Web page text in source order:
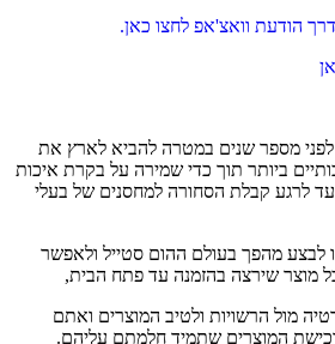
הודעת וואצ'אפ לחצו כאן.
מספר שנים במטרה להביא לארץ את
ביותר תוך כדי שמירה על בקרת איכות
עד לרגע קבלת הסחורה למחסנים של בעלי
מהפך בעולם ההום סטייל ולאפשר
מוצר שירצה בהזמנה עד פתח הבית,
מול הרשויות ולטיב המוצרים ואתם
המוצרים שתמיד חלמתם עליהם.